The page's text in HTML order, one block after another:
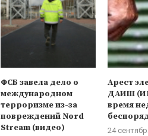
ФСБ завела дело о
международном
терроризме из-за
повреждений Nord
Stream (видео)
Арест
ДАИШ
время
24